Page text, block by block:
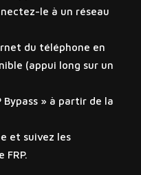
le à un réseau
du téléphone en
(appui long sur un
Bypass » à partir de la
et suivez les